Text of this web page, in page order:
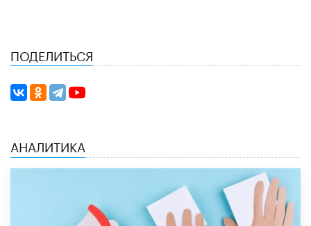
ПОДЕЛИТЬСЯ
АНАЛИТИКА